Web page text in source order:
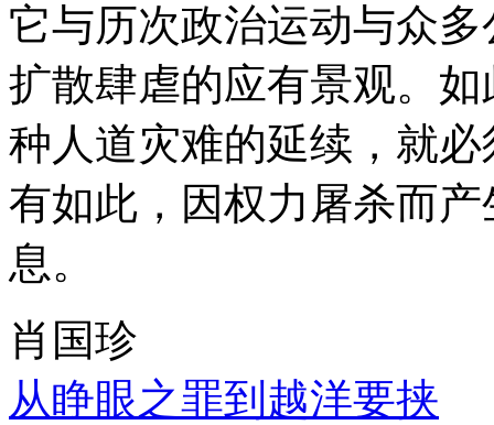
它与历次政治运动与众
扩散肆虐的应有景观。
种人道灾难的延续，就
有如此，因权力屠杀而
息。
肖国珍
从睁眼之罪到越洋要挟